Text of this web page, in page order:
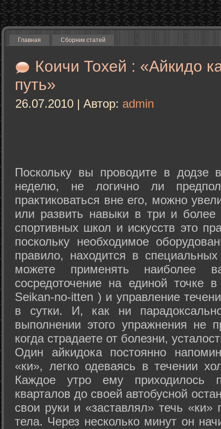
Главная Сборник статей
Коичи Тохей : «Айкидо
путь»
26.07.2010 | Автор: admin
Поскольку вы проводите в додзе
неделю, не логично ли
практиковаться вне его, можно
или развить навыки в три и
спортивных школ и искусств это
поскольку необходимое
правило, находится в
можете применять наиболее
сосредоточение на единой точке
Seikan-­no-­itten ) и управление
в сутки. И, как ни
выполнении этого упражнения не
когда страдаете от болезни,
Один айкидока постоянно
«ки», легко одеваясь в течении
Каждое утро ему приходилось
кварталов до своей автобусной
свои руки и «заставлял» течь «ки»
тела. Через несколько минут он